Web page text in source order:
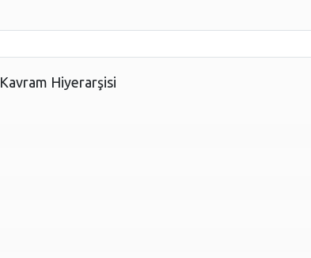
Kavram Hiyerarşisi